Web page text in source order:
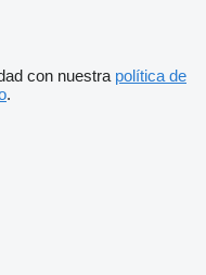
con nuestra política de
.